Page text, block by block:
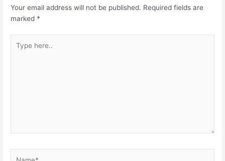
Your email address will not be published. Required fields are
marked *
here..